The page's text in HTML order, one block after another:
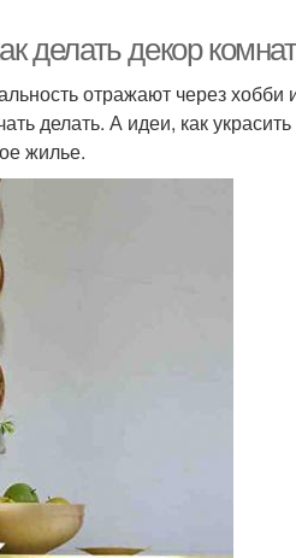
делать декор
отражают через хобби
делать. А идеи, как
жилье.